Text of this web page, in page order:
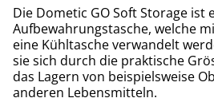
Die Dometic GO Soft Storage ist
Aufbewahrungstasche, welche
eine Kühltasche verwandelt
sie sich durch die praktische
das Lagern von beispielsweise
anderen Lebensmitteln.